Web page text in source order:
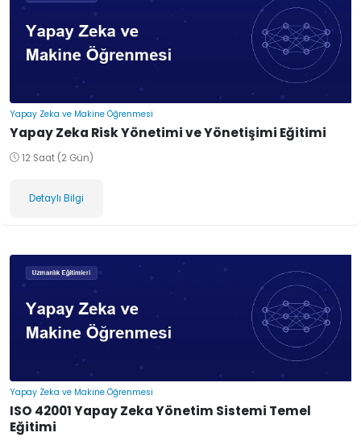
Yapay Zeka ve Makine Öğrenmesi
Yapay Zeka Risk Yönetimi ve Yönetişimi Eğitimi
12 Saat (2 Gün)
Detaylı Bilgi
Yapay Zeka ve Makine Öğrenmesi
ISO 42001 Yapay Zeka Yönetim Sistemi Temel
Eğitimi